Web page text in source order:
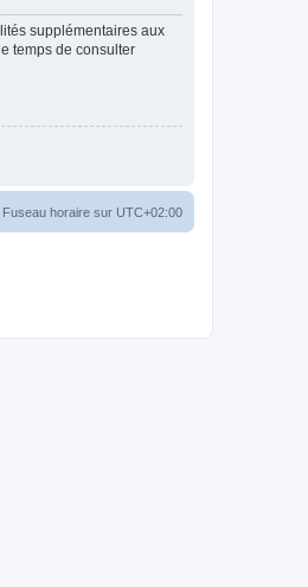
supplémentaires aux
temps de consulter
Fuseau horaire sur UTC+02:00